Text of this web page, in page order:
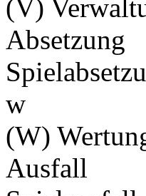
(V)
Absetzung
w
(W)
Ausfall